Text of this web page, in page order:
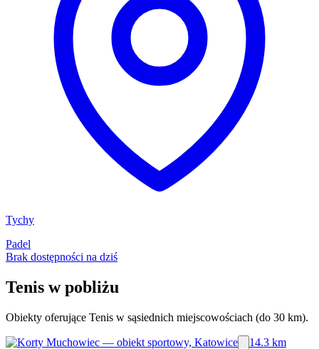
Tychy
Padel
Brak dostępności na dziś
Tenis w pobliżu
Obiekty oferujące Tenis w sąsiednich miejscowościach (do 30 km).
14.3 km